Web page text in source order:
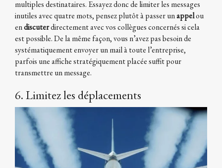
multiples destinataires. Essayez donc de limiter les messages
inutiles avec quatre mots, pensez plutôt à passer unappelou
endiscuterdirectement avec vos collègues concernés si cela
est possible. De la même façon, vous n’avez pas besoin de
systématiquement envoyer un mail à toute l’entreprise,
parfois une affiche stratégiquement placée suffit pour
transmettre un message.
6. Limitez les déplacements